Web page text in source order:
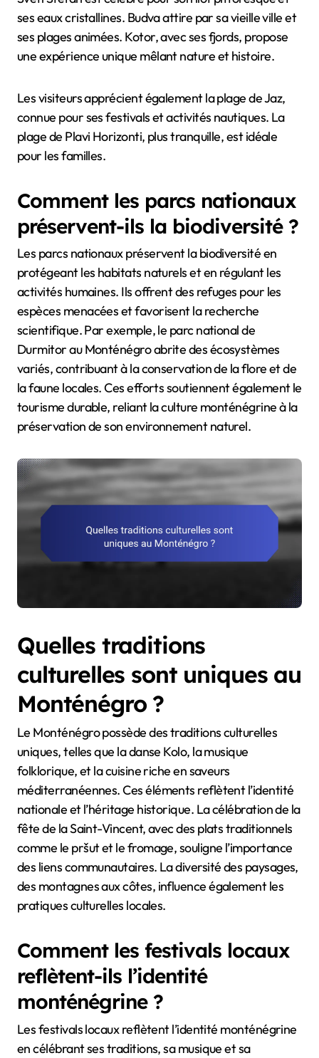
ses eaux cristallines. Budva attire par sa vieille ville et
ses plages animées. Kotor, avec ses fjords, propose
une expérience unique mêlant nature et histoire.
Les visiteurs apprécient également la plage de Jaz,
connue pour ses festivals et activités nautiques. La
plage de Plavi Horizonti, plus tranquille, est idéale
pour les familles.
Comment les parcs nationaux
préservent-ils la biodiversité ?
Les parcs nationaux préservent la biodiversité en
protégeant les habitats naturels et en régulant les
activités humaines. Ils offrent des refuges pour les
espèces menacées et favorisent la recherche
scientifique. Par exemple, le parc national de
Durmitor au Monténégro abrite des écosystèmes
variés, contribuant à la conservation de la flore et de
la faune locales. Ces efforts soutiennent également le
tourisme durable, reliant la culture monténégrine à la
préservation de son environnement naturel.
Quelles traditions
culturelles sont uniques au
Monténégro ?
Le Monténégro possède des traditions culturelles
uniques, telles que la danse Kolo, la musique
folklorique, et la cuisine riche en saveurs
méditerranéennes. Ces éléments reflètent l’identité
nationale et l’héritage historique. La célébration de la
fête de la Saint-Vincent, avec des plats traditionnels
comme le pršut et le fromage, souligne l’importance
des liens communautaires. La diversité des paysages,
des montagnes aux côtes, influence également les
pratiques culturelles locales.
Comment les festivals locaux
reflètent-ils l’identité
monténégrine ?
Les festivals locaux reflètent l’identité monténégrine
en célébrant ses traditions, sa musique et sa